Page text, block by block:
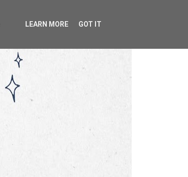
LEARN MORE GOT IT